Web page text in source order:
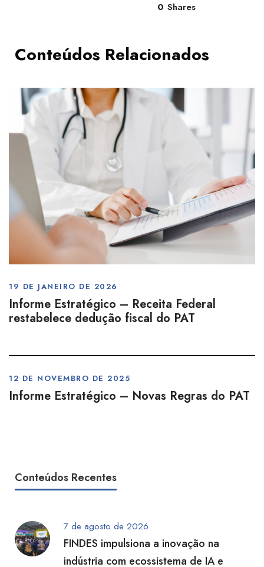
0 Shares
Conteúdos Relacionados
19 DE JANEIRO DE 2026
Informe Estratégico – Receita Federal
restabelece dedução fiscal do PAT
12 DE NOVEMBRO DE 2025
Informe Estratégico – Novas Regras do PAT
Conteúdos Recentes
7 de agosto de 2026
FINDES impulsiona a inovação na
indústria com ecossistema de IA e